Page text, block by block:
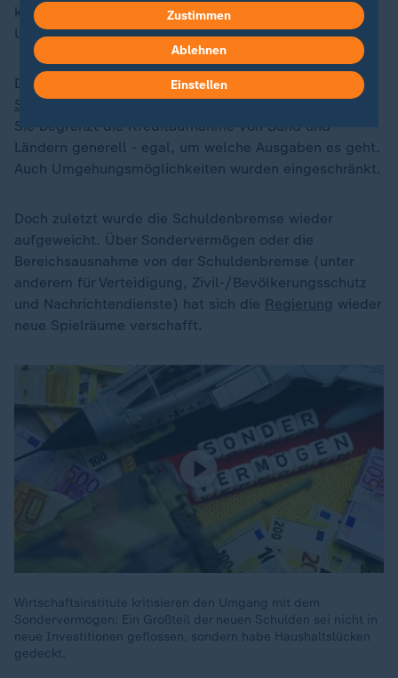
kritisiert", erklärt Prof. Désirée Christofzik von der
Universität für Verwaltungswissenschaften in Speyer.
Das führte schließlich dazu, dass vor 17 Jahren die
Schuldenbremseins Grundgesetz geschrieben wurde.
Sie begrenzt die Kreditaufnahme von Bund und
Ländern generell - egal, um welche Ausgaben es geht.
Auch Umgehungsmöglichkeiten wurden eingeschränkt.
Doch zuletzt wurde die Schuldenbremse wieder
aufgeweicht. Über Sondervermögen oder die
Bereichsausnahme von der Schuldenbremse (unter
anderem für Verteidigung, Zivil-/Bevölkerungsschutz
und Nachrichtendienste) hat sich die Regierung wieder
neue Spielräume verschafft.
Wirtschaftsinstitute kritisieren den Umgang mit dem
Sondervermögen: Ein Großteil der neuen Schulden sei nicht in
neue Investitionen geflossen, sondern habe Haushaltslücken
gedeckt.
Zustimmen
Ablehnen
Einstellen